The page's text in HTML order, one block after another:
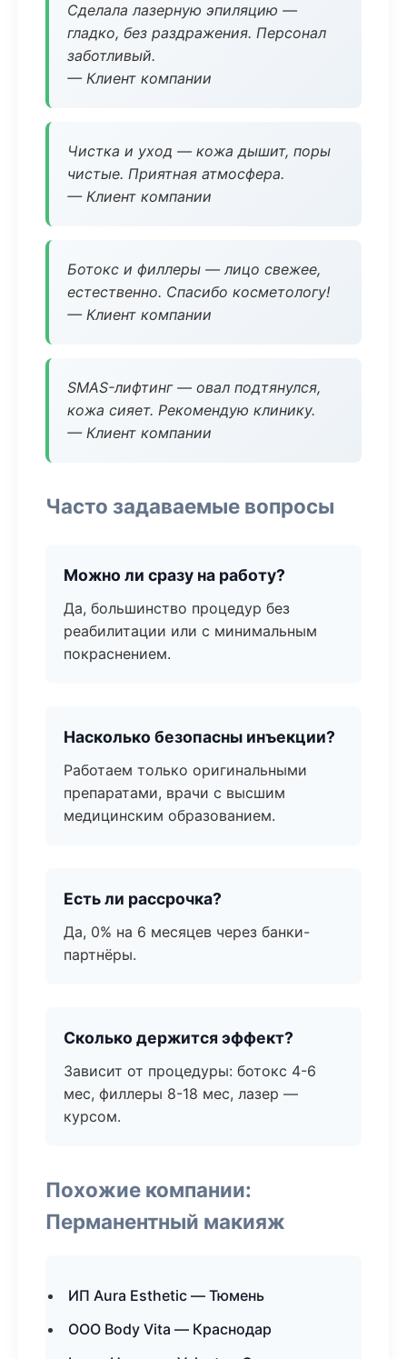
Сделала лазерную эпиляцию —
гладко, без раздражения. Персонал
заботливый.
— Клиент компании
Чистка и уход — кожа дышит, поры
чистые. Приятная атмосфера.
— Клиент компании
Ботокс и филлеры — лицо свежее,
естественно. Спасибо косметологу!
— Клиент компании
SMAS-лифтинг — овал подтянулся,
кожа сияет. Рекомендую клинику.
— Клиент компании
Часто задаваемые вопросы
Можно ли сразу на работу?
Да, большинство процедур без
реабилитации или с минимальным
покраснением.
Насколько безопасны инъекции?
Работаем только оригинальными
препаратами, врачи с высшим
медицинским образованием.
Есть ли рассрочка?
Да, 0% на 6 месяцев через банки-
партнёры.
Сколько держится эффект?
Зависит от процедуры: ботокс 4-6
мес, филлеры 8-18 мес, лазер —
курсом.
Похожие компании:
Перманентный макияж
ИП Aura Esthetic — Тюмень
ООО Body Vita — Краснодар